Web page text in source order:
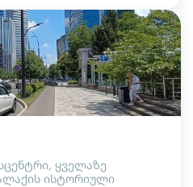
ყველაზე
ისტორიული